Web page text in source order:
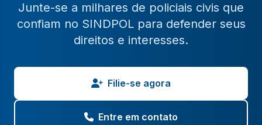
Junte-se a milhares de policiais civis que
confiam no SINDPOL para defender seus
direitos e interesses.
Filie-se agora
Entre em contato